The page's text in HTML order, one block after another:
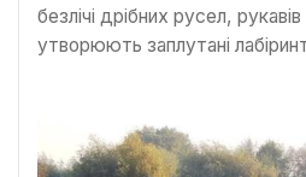
безлічі дрібних русел,
утворюють заплутані